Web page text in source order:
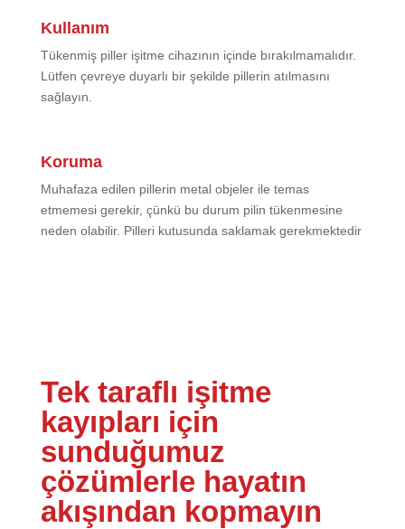
Kullanım
Tükenmiş piller işitme cihazının içinde bırakılmamalıdır.
Lütfen çevreye duyarlı bir şekilde pillerin atılmasını
sağlayın.
Koruma
Muhafaza edilen pillerin metal objeler ile temas
etmemesi gerekir, çünkü bu durum pilin tükenmesine
neden olabilir. Pilleri kutusunda saklamak gerekmektedir
Tek taraflı işitme
kayıpları için
sunduğumuz
çözümlerle hayatın
akışından kopmayın